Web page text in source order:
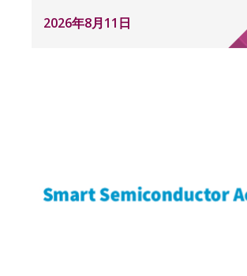
2026年8月11日